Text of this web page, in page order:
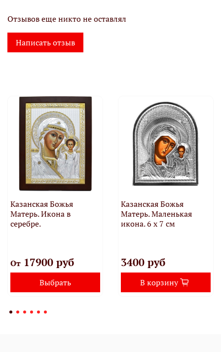
Отзывов еще никто не оставлял
Написать отзыв
Казанская Божья
Матерь. Икона в
серебре.
От17900 руб
Выбрать
Казанская Божья
Матерь. Маленькая
икона. 6 х 7 см
3400 руб
В корзину